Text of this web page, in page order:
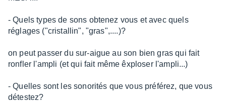
- Quels types de sons obtenez vous et avec quels
réglages ("cristallin", "gras",....)?
on peut passer du sur-aigue au son bien gras qui fait
ronfler l'ampli (et qui fait même êxploser l'ampli...)
- Quelles sont les sonorités que vous préférez, que vous
détestez?